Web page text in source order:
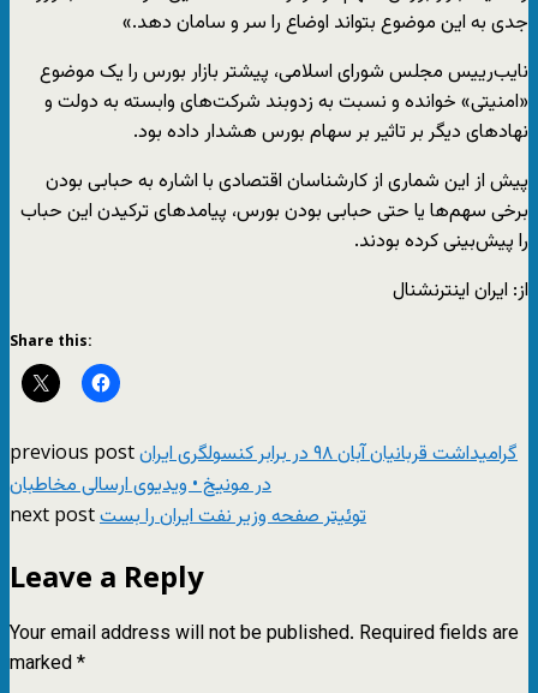
جدی به این موضوع بتواند اوضاع را سر و سامان دهد.»
نایب‌رییس مجلس شورای اسلامی، پیشتر بازار بورس را یک موضوع
«امنیتی» خوانده و نسبت به زدوبند شرکت‌های وابسته به دولت و
نهادهای دیگر بر تاثیر بر سهام بورس هشدار داده بود.
پیش از این شماری از کارشناسان اقتصادی با اشاره به حبابی بودن
برخی سهم‌ها یا حتی حبابی بودن بورس، پیامدهای ترکیدن این حباب
را پیش‌بینی کرده بودند.
از: ایران اینترنشنال
Share this:
previous postگرامیداشت قربانیان آبان ۹۸ در برابر کنسولگری ایران
در مونیخ • ویدیوی ارسالی مخاطبان
next postتوئیتر صفحه وزیر نفت ایران را بست
Leave a Reply
Your email address will not be published. Required fields are
marked*